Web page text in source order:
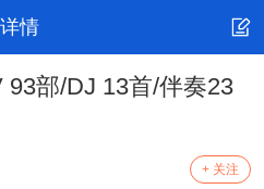
详情
部/DJ 13首/伴奏23
+ 关注